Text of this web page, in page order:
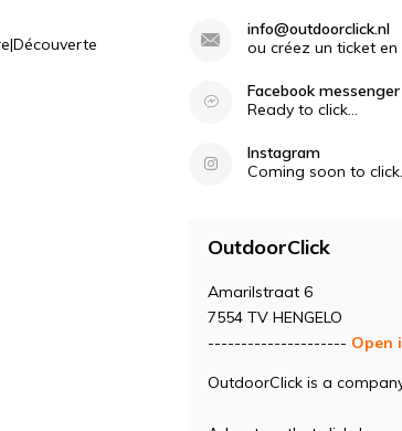
info@outdoorclick.nl
ou créez un ticket en
Facebook messenger
Ready to click...
Instagram
Coming soon to
OutdoorClick
Amarilstraat 6
7554 TV HENGELO
--------------------- Open
OutdoorClick is a